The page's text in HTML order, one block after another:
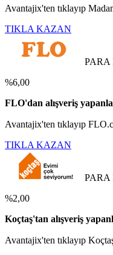
Avantajix'ten tıklayıp
TIKLA KAZAN
PARA
%6,00
FLO'dan alışveriş
Avantajix'ten tıklayıp
TIKLA KAZAN
PARA
%2,00
Koçtaş'tan alışveriş
Avantajix'ten tıklayıp